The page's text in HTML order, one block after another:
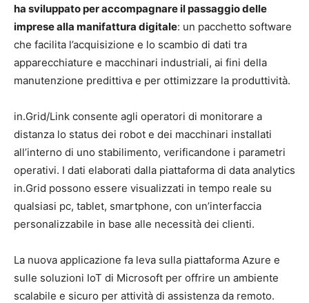
ha sviluppato per accompagnare il passaggio delle
imprese alla manifattura digitale: un pacchetto software
che facilita l’acquisizione e lo scambio di dati tra
apparecchiature e macchinari industriali, ai fini della
manutenzione predittiva e per ottimizzare la produttività.
in.Grid/Link consente agli operatori di monitorare a
distanza lo status dei robot e dei macchinari installati
all’interno di uno stabilimento, verificandone i parametri
operativi. I dati elaborati dalla piattaforma di data analytics
in.Grid possono essere visualizzati in tempo reale su
qualsiasi pc, tablet, smartphone, con un’interfaccia
personalizzabile in base alle necessità dei clienti.
La nuova applicazione fa leva sulla piattaforma Azure e
sulle soluzioni IoT di Microsoft per offrire un ambiente
scalabile e sicuro per attività di assistenza da remoto.